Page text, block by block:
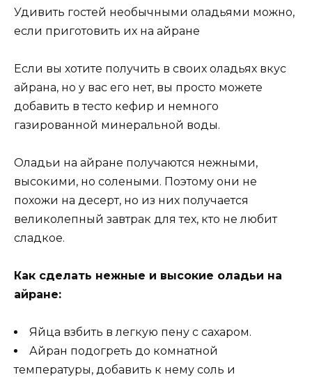
Удивить гостей необычными оладьями можно,
если приготовить их на айране
Если вы хотите получить в своих оладьях вкус
айрана, но у вас его нет, вы просто можете
добавить в тесто кефир и немного
газированной минеральной воды.
Оладьи на айране получаются нежными,
высокими, но солеными. Поэтому они не
похожи на десерт, но из них получается
великолепный завтрак для тех, кто не любит
сладкое.
Как сделать нежные и высокие оладьи на
айране:
Яйца взбить в легкую пену с сахаром.
Айран подогреть до комнатной
температуры, добавить к нему соль и